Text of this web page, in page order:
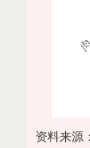
资料来源